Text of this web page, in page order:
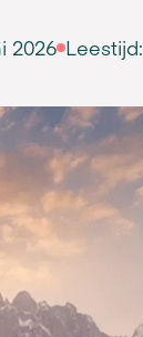
2026 Leestijd: